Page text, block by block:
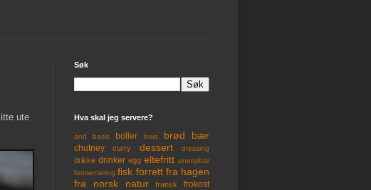
ute
Søk
Hva skal jeg servere?
and basis boller brus brød bær
chutney curry dessert dressing
drikke drinker egg eltefritt energibar
fermentering fisk forrett fra hagen
fra norsk natur
fransk frokost